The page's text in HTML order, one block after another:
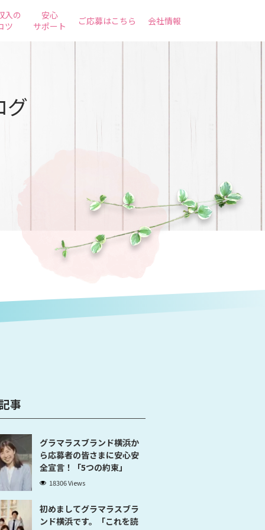
入の
ツ
安心
サポート
ご応募はこちら 会社情報
グ
事
グラマラスブランド横浜か
ら応募者の皆さまに安心安
全宣言！「5つの約束」
18306 Views
初めましてグラマラスブラ
ンド横浜です。「これを読